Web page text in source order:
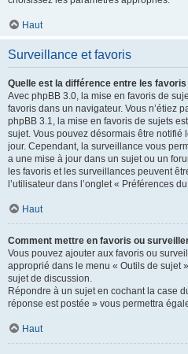
Haut
Surveillance et favoris
Quelle est la différence entre les
Avec phpBB 3.0, la mise en favoris de
favoris dans un navigateur. Vous n’étiez
phpBB 3.1, la mise en favoris de sujets
sujet. Vous pouvez désormais être notifié
jour. Cependant, la surveillance vous
a une mise à jour dans un sujet ou un
les favoris et les surveillances peuvent
l’utilisateur dans l’onglet « Préférences
Haut
Comment mettre en favoris ou
Vous pouvez ajouter aux favoris ou
approprié dans le menu « Outils de sujet
sujet de discussion.
Répondre à un sujet en cochant la case
réponse est postée » vous permettra
Haut